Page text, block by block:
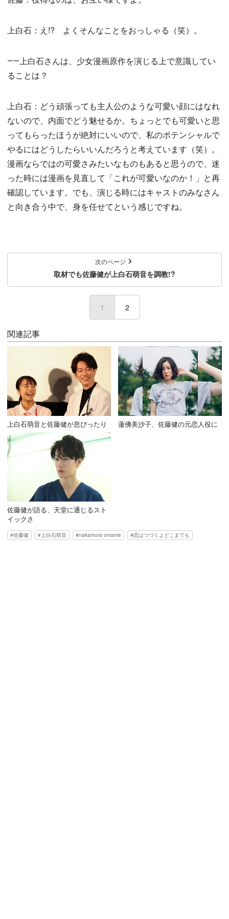
上白石：え!? よくそんなことをおっしゃる（笑）。
――上白石さんは、少女漫画原作を演じる上で意識してい
ることは？
上白石：どう頑張っても主人公のような可愛い顔にはなれ
ないので、内面でどう魅せるか。ちょっとでも可愛いと思
ってもらったほうが絶対にいいので、私のポテンシャルで
やるにはどうしたらいいんだろうと考えています（笑）。
漫画ならではの可愛さみたいなものもあると思うので、迷
った時には漫画を見直して「これが可愛いなのか！」と再
確認しています。でも、演じる時にはキャストのみなさん
と向き合う中で、身を任せてという感じですね。
次のページ
取材でも佐藤健が上白石萌音を調教!?
1 (current)
2
関連記事
上白石萌音と佐藤健が息ぴったり 蓮佛美沙子、佐藤健の元恋人役に
佐藤健が語る、天堂に通じるスト
イックさ
佐藤健 上白石萌音 nakamura omame 恋はつづくよどこまでも